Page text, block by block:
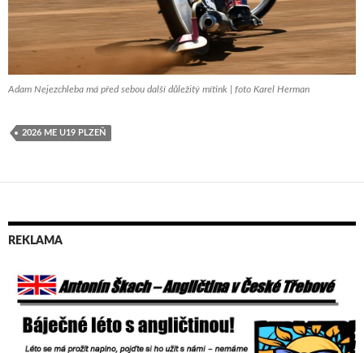
Adam Nejezchleba má před sebou další důležitý mítink | foto Karel Herman
2026 ME U19 PLZEŇ
REKLAMA